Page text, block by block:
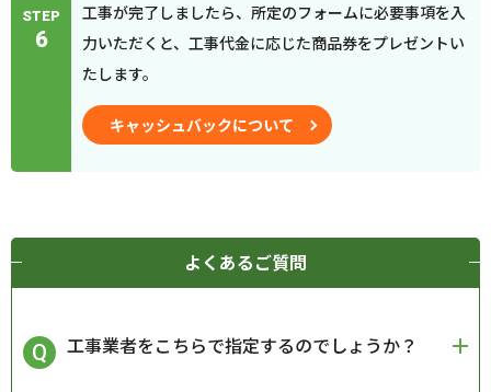
STEP
6
工事が完了しましたら、所定のフォームに必要事項を入
力いただくと、工事代金に応じた商品券をプレゼントい
たします。
キャッシュバックについて
よくあるご質問
工事業者をこちらで指定するのでしょうか？